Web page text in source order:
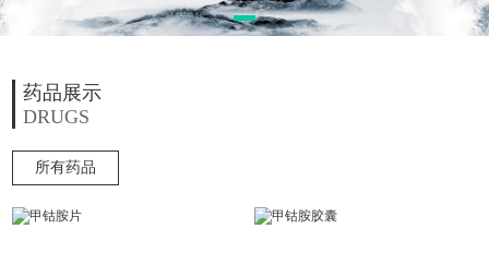
药品展示
DRUGS
所有药品